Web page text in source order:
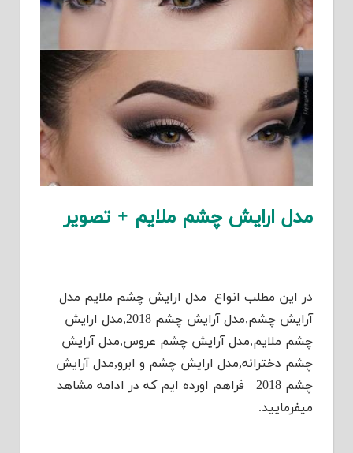
مدل ارایش چشم ملایم + تصویر
در این مطلب انواع مدل ارایش چشم ملایم مدل
آرایش چشم,مدل آرایش چشم 2018,مدل ارایش
چشم ملایم,مدل آرایش چشم عروس,مدل آرایش
چشم دخترانه,مدل ارایش چشم و ابرو,مدل آرایش
چشم 2018 فراهم اورده ایم که در ادامه مشاهد
میفرمایید.